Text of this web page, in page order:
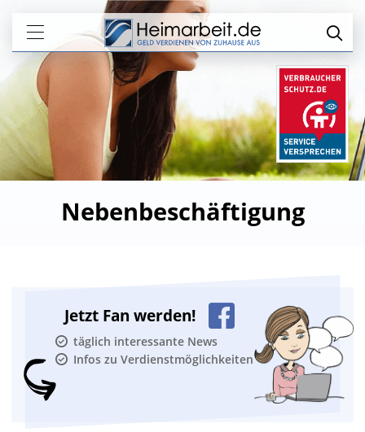
Nebenbeschäftigung
Jetzt Fan werden!
täglich interessante News
Infos zu Verdienstmöglichkeiten